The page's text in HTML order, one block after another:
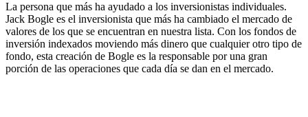
La persona que más ha ayudado a los inversionistas individuales.
Jack Bogle es el inversionista que más ha cambiado el mercado de
valores de los que se encuentran en nuestra lista. Con los fondos de
inversión indexados moviendo más dinero que cualquier otro tipo de
fondo, esta creación de Bogle es la responsable por una gran
porción de las operaciones que cada día se dan en el mercado.